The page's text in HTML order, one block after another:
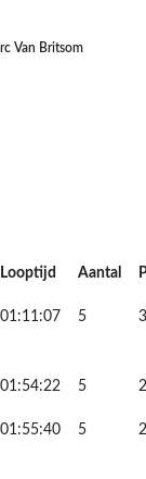
Van Britsom
Looptijd Aantal
01:11:07 5
01:54:22 5
01:55:40 5